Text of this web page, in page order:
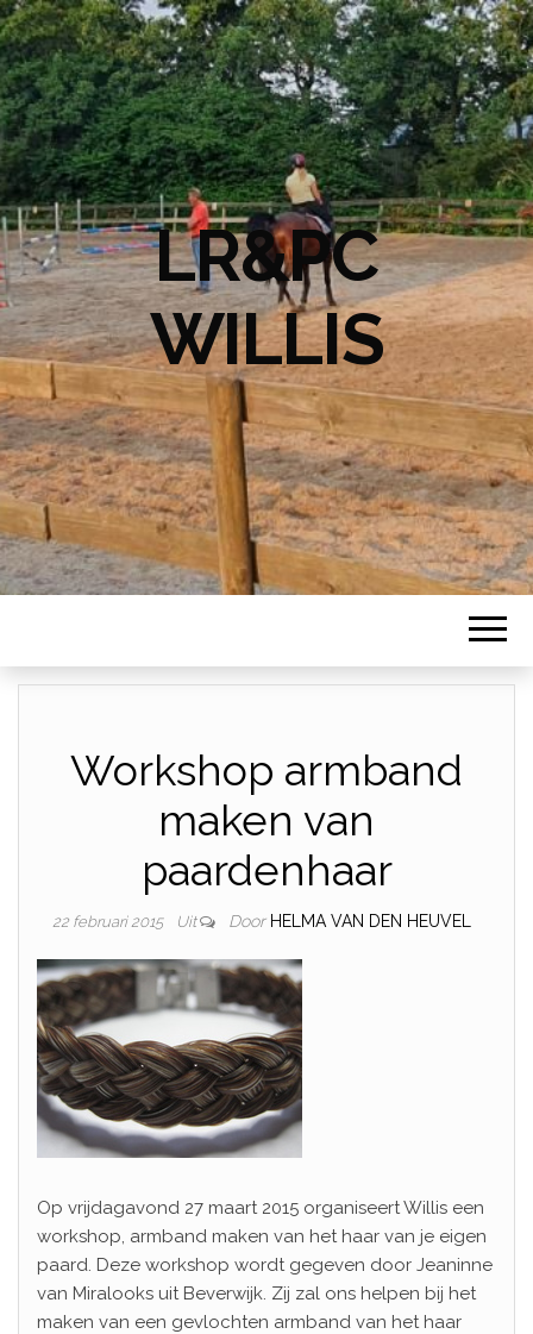
LR&PC
WILLIS
Workshop armband
maken van
paardenhaar
22 februari 2015 Uit Door HELMA VAN DEN HEUVEL
Op vrijdagavond 27 maart 2015 organiseert Willis een
workshop, armband maken van het haar van je eigen
paard. Deze workshop wordt gegeven door Jeaninne
van Miralooks uit Beverwijk. Zij zal ons helpen bij het
maken van een gevlochten armband van het haar